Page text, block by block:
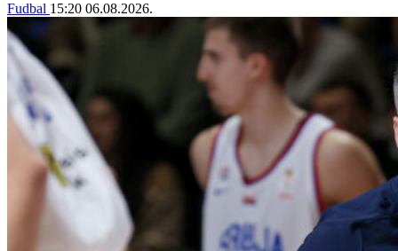
Fudbal 15:20 06.08.2026.